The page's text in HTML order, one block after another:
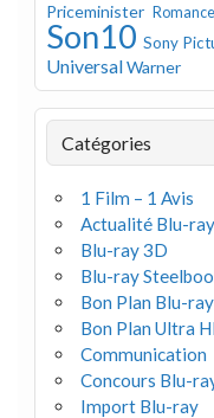
Priceminister Romance
Son10 Sony
UniversalWarner
Catégories
1 Film – 1 Avis
Actualité Blu-ray
Blu-ray 3D
Blu-ray
Bon Plan Blu-ray
Bon Plan Ultra
Communication
Concours Blu-
Import Blu-ray